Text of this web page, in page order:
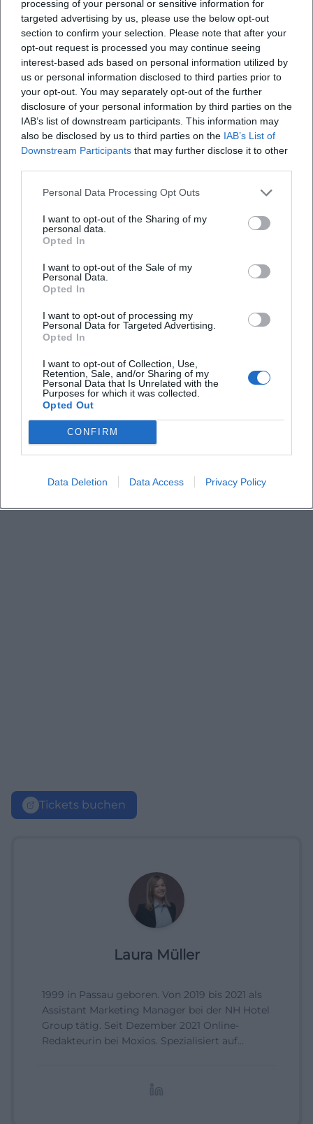
processing of your personal or sensitive information for
targeted advertising by us, please use the below opt-out
section to confirm your selection. Please note that after your
opt-out request is processed you may continue seeing
interest-based ads based on personal information utilized by
us or personal information disclosed to third parties prior to
your opt-out. You may separately opt-out of the further
disclosure of your personal information by third parties on the
IAB’s list of downstream participants. This information may
also be disclosed by us to third parties on the IAB’s List of
Downstream Participants that may further disclose it to other
Personal Data Processing Opt Outs
I want to opt-out of the Sharing of my
personal data.
Opted In
I want to opt-out of the Sale of my
Personal Data.
Opted In
I want to opt-out of processing my
Personal Data for Targeted Advertising.
Opted In
I want to opt-out of Collection, Use,
Retention, Sale, and/or Sharing of my
Personal Data that Is Unrelated with the
Purposes for which it was collected.
Opted Out
CONFIRM
Data Deletion Data Access Privacy Policy
Open in Google Maps
Häufig gestellte Fragen
Wo spielt Wölfe, Weib und Waldesruh?
Wie viel kosten die Tickets?
Um welches Genre geht es?
Ist die Location historisch geprägt?
Gibt es offizielle Social-Media-Kanäle von Rainer
Dohlus?
Tickets buchen
Laura Müller
1999 in Passau geboren. Von 2019 bis 2021 als
Assistant Marketing Manager bei der NH Hotel
Group tätig. Seit Dezember 2021 Online-
Redakteurin bei Moxios. Spezialisiert auf